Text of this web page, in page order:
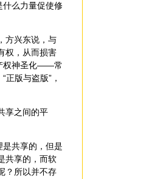
么力量促使修
方兴东说，与
权，从而损害
权神圣化——常
版与盗版”，
享之间的平
共享的，但是
共享的，而软
？所以并不存